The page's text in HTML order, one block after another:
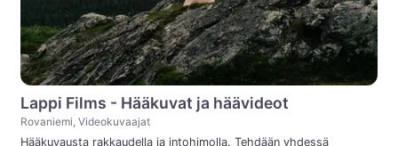
Lappi Films - Hääkuvat ja häävideot
Rovaniemi, Videokuvaajat
Hääkuvausta rakkaudella ja intohimolla. Tehdään yhdessä